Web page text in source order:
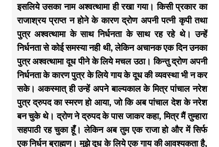
इसलिये उसका नाम अश्वत्थामा ही रखा गया। किसी प्रकार का
राजाश्रय प्राप्त न होने के कारण द्रोण अपनी पत्नी कृपी तथा
पुत्र अश्वत्थामा के साथ निर्धनता के साथ रह रहे थे। उन्हें
निर्धनता से कोई समस्या नही थी, लेकिन अचानक एक दिन उनका
पुत्र अश्वत्थामा दूध पीने के लिये मचल उठा। किन्तु द्रोण अपनी
निर्धनता के कारण पुत्र के लिये गाय के दूध की व्यवस्था भी न कर
सके। अकस्मात् ही उन्हें अपने बाल्यकाल के मित्र पांचाल नरेश
पुत्र द्रुपद का स्मरण हो आया, जो कि अब पांचाल देश के नरेश
बन चुके थे। द्रोण ने द्रुपद के पास जाकर कहा, मित्र मैं तुम्हारा
सहपाठी रह चुका हूँ। लेकिन अब तुम एक राजा हो और में सिर्फ
एक निर्धन ब्राह्मण। मुझे दूध के लिये एक गाय की आवश्यकता है,